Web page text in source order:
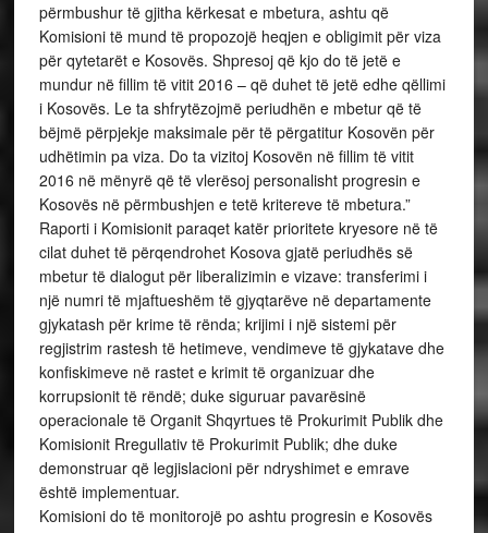
përmbushur të gjitha kërkesat e mbetura, ashtu që
Komisioni të mund të propozojë heqjen e obligimit për viza
për qytetarët e Kosovës. Shpresoj që kjo do të jetë e
mundur në fillim të vitit 2016 – që duhet të jetë edhe qëllimi
i Kosovës. Le ta shfrytëzojmë periudhën e mbetur që të
bëjmë përpjekje maksimale për të përgatitur Kosovën për
udhëtimin pa viza. Do ta vizitoj Kosovën në fillim të vitit
2016 në mënyrë që të vlerësoj personalisht progresin e
Kosovës në përmbushjen e tetë kritereve të mbetura.”
Raporti i Komisionit paraqet katër prioritete kryesore në të
cilat duhet të përqendrohet Kosova gjatë periudhës së
mbetur të dialogut për liberalizimin e vizave: transferimi i
një numri të mjaftueshëm të gjyqtarëve në departamente
gjykatash për krime të rënda; krijimi i një sistemi për
regjistrim rastesh të hetimeve, vendimeve të gjykatave dhe
konfiskimeve në rastet e krimit të organizuar dhe
korrupsionit të rëndë; duke siguruar pavarësinë
operacionale të Organit Shqyrtues të Prokurimit Publik dhe
Komisionit Rregullativ të Prokurimit Publik; dhe duke
demonstruar që legjislacioni për ndryshimet e emrave
është implementuar.
Komisioni do të monitorojë po ashtu progresin e Kosovës